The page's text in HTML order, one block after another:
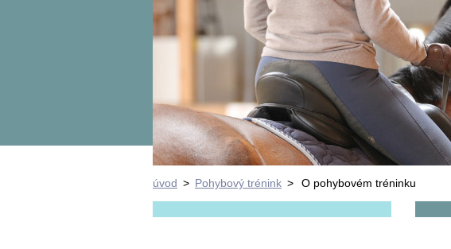
úvod > Pohybový trénink > O pohybovém tréninku